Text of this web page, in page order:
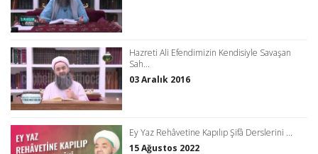
Hazreti Ali Efendimizin Kendisiyle Savaşan
Sah...
03 Aralık 2016
Ey Yaz Rehâvetine Kapılıp Şifâ Derslerini ...
15 Ağustos 2022